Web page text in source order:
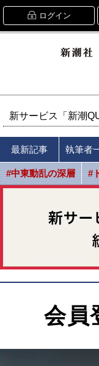
ログイン
新サービス「新潮
最新記事 執筆者
#中東動乱の深層 #
会員